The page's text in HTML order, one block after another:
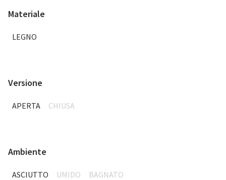
Materiale
LEGNO
Versione
APERTA CHIUSA
Ambiente
ASCIUTTO UMIDO BAGNATO